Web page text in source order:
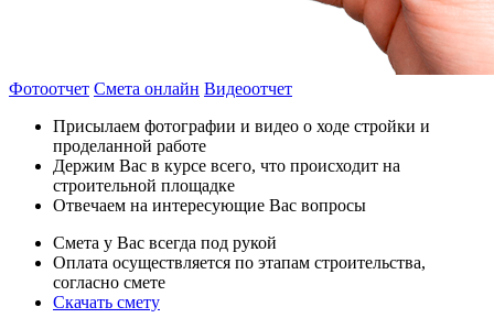
Фотоотчет Смета онлайн Видеоотчет
Присылаем фотографии и видео о ходе стройки и
проделанной работе
Держим Вас в курсе всего, что происходит на
строительной площадке
Отвечаем на интересующие Вас вопросы
Смета у Вас всегда под рукой
Оплата осуществляется по этапам строительства,
согласно смете
Скачать смету